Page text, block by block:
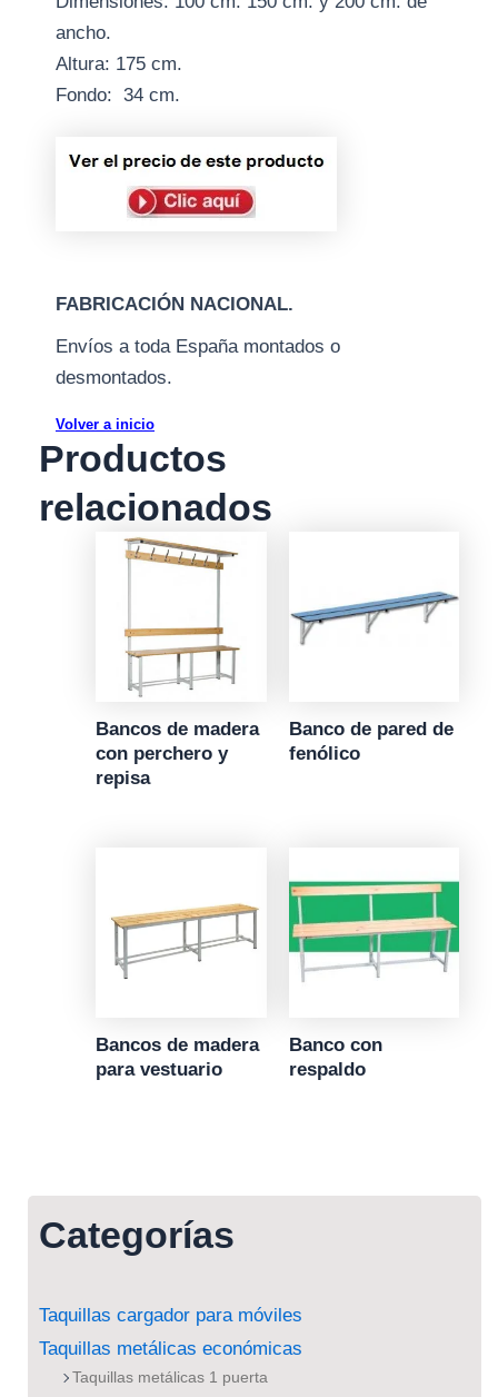
Categorías
Taquillas cargador para móviles
Taquillas metálicas económicas
Taquillas metálicas 1 puerta
ancho.
Altura: 175 cm.
Fondo: 34 cm.
FABRICACIÓN NACIONAL.
Envíos a toda España montados o
desmontados.
Volver a inicio
Productos
relacionados
Bancos de madera
con perchero y
repisa
Banco de pared de
fenólico
Bancos de madera
para vestuario
Banco con
respaldo